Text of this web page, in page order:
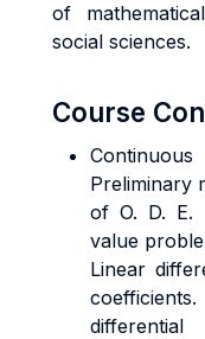
of
social sciences.
Course
Preliminary
of O. D. E.
value
Linear